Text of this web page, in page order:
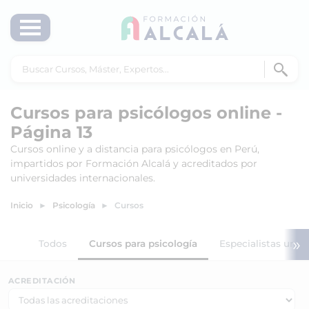
Cursos para psicólogos online -
Página 13
Cursos online y a distancia para psicólogos en Perú,
impartidos por Formación Alcalá y acreditados por
universidades internacionales.
Inicio Psicología Cursos
Todos Cursos para psicología Especialistas »
ACREDITACIÓN